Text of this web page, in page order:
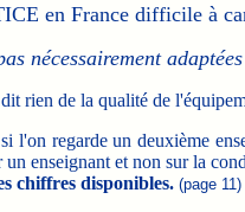
en France difficile à
nécessairement
rien de la qualité de
l'on regarde un deuxième
un enseignant et non sur la
chiffres disponibles. (page 11)